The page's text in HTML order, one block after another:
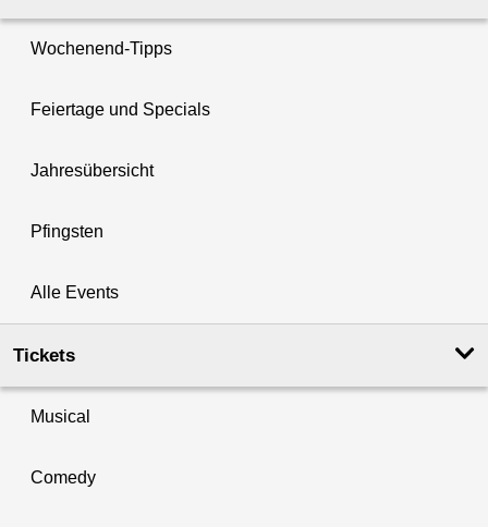
Wochenend-Tipps
Feiertage und Specials
Jahresübersicht
Pfingsten
Alle Events
Tickets
Musical
Comedy